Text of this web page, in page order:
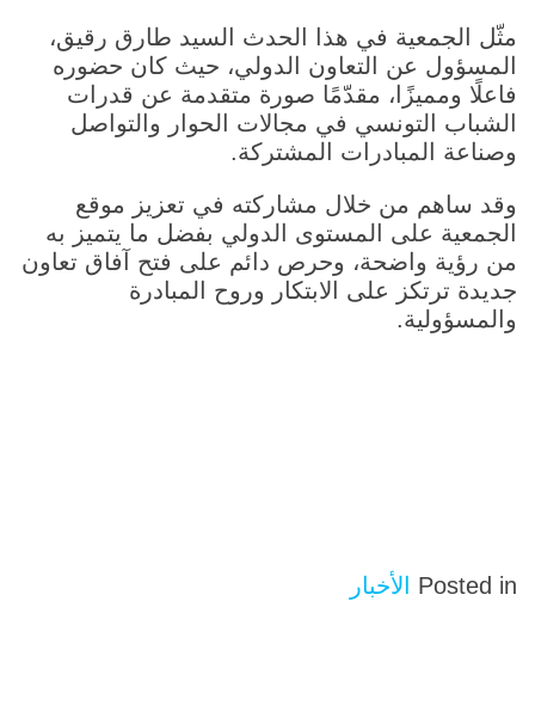
مثّل الجمعية في هذا الحدث السيد طارق رقيق،
المسؤول عن التعاون الدولي، حيث كان حضوره
فاعلًا ومميزًا، مقدّمًا صورة متقدمة عن قدرات
الشباب التونسي في مجالات الحوار والتواصل
وصناعة المبادرات المشتركة.
وقد ساهم من خلال مشاركته في تعزيز موقع
الجمعية على المستوى الدولي بفضل ما يتميز به
من رؤية واضحة، وحرص دائم على فتح آفاق تعاون
جديدة ترتكز على الابتكار وروح المبادرة
والمسؤولية.
Posted in الأخبار